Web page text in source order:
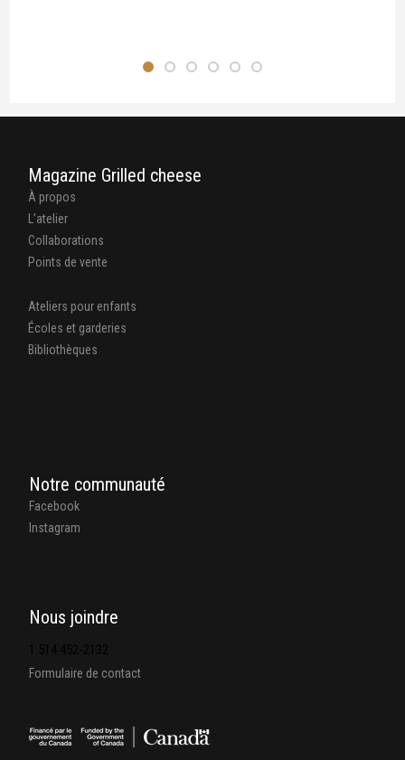
Magazine Grilled cheese
À propos
L’atelier
Collaborations
Points de vente
Ateliers pour enfants
Écoles et garderies
Bibliothèques
Notre communauté
Facebook
Instagram
Nous joindre
Formulaire de contact